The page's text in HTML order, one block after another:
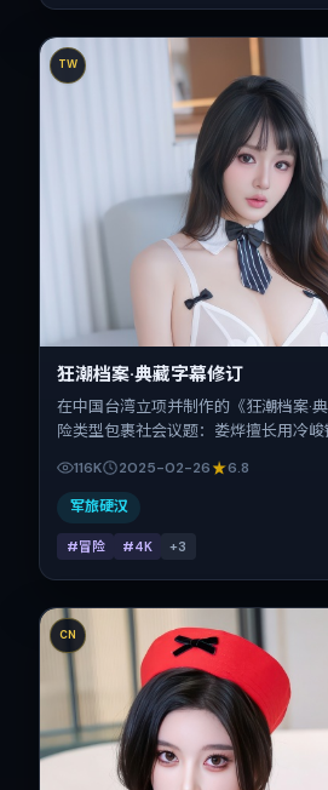
TW
狂潮档案·典藏字幕修订
在中国台湾立项并制作的《狂潮档案·
险类型包裹社会议题：娄烨擅长用冷
刘诗诗、章子怡、孙艺珍、汤唯、廖
上映时间：2025-02-26；片长149分
与类型片结构的观众。
116K 2025-02-26 6.8
军旅硬汉
#冒险 #4K +3
CN